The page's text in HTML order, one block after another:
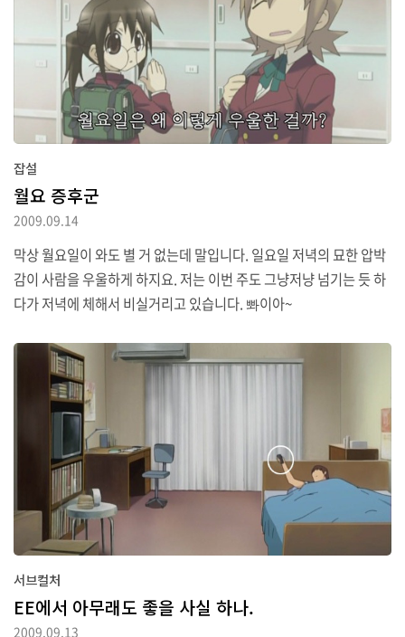
잡설
월요 증후군
2009.09.14
막상 월요일이 와도 별 거 없는데 말입니다. 일요일 저녁의 묘한 압박
감이 사람을 우울하게 하지요. 저는 이번 주도 그냥저냥 넘기는 듯 하
다가 저녁에 체해서 비실거리고 있습니다. 뽜이아~
서브컬처
EE에서 아무래도 좋을 사실 하나.
2009.09.13